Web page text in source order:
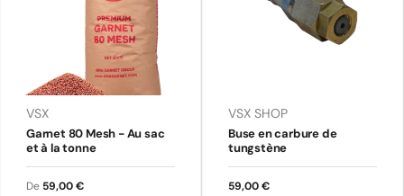
VSX
Garnet 80 Mesh - Au sac
et à la tonne
De 59,00 €
VSX SHOP
Buse en carbure de
tungstène
59,00 €